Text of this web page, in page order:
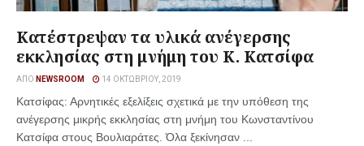
Κατέστρεψαν τα υλικά ανέγερσης
εκκλησίας στη μνήμη του Κ. Κατσίφα
ΑΠΌ NEWSROOM 14 ΟΚΤΩΒΡΊΟΥ, 2019
Κατσίφας: Αρνητικές εξελίξεις σχετικά με την υπόθεση της
ανέγερσης μικρής εκκλησίας στη μνήμη του Κωνσταντίνου
Κατσίφα στους Βουλιαράτες. Όλα ξεκίνησαν ...